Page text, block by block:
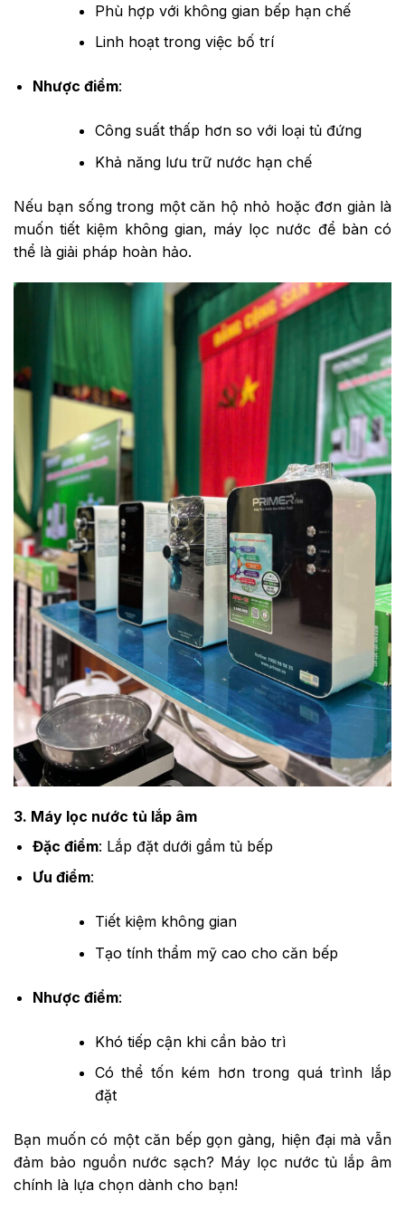
Phù hợp với không gian bếp hạn chế
Linh hoạt trong việc bố trí
Nhược điểm:
Công suất thấp hơn so với loại tủ đứng
Khả năng lưu trữ nước hạn chế
Nếu bạn sống trong một căn hộ nhỏ hoặc đơn giản là
muốn tiết kiệm không gian, máy lọc nước để bàn có
thể là giải pháp hoàn hảo.
3. Máy lọc nước tủ lắp âm
Đặc điểm: Lắp đặt dưới gầm tủ bếp
Ưu điểm:
Tiết kiệm không gian
Tạo tính thẩm mỹ cao cho căn bếp
Nhược điểm:
Khó tiếp cận khi cần bảo trì
Có thể tốn kém hơn trong quá trình lắp
đặt
Bạn muốn có một căn bếp gọn gàng, hiện đại mà vẫn
đảm bảo nguồn nước sạch? Máy lọc nước tủ lắp âm
chính là lựa chọn dành cho bạn!